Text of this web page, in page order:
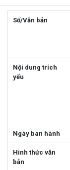
Số/Văn bản
Nội dung trích
yếu
Ngày ban hành
Hình thức văn
bản